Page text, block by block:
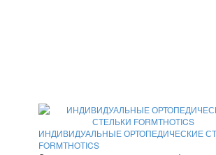
ИНДИВИДУАЛЬНЫЕ ОРТОПЕДИЧЕСКИЕ
FORMTHOTICS